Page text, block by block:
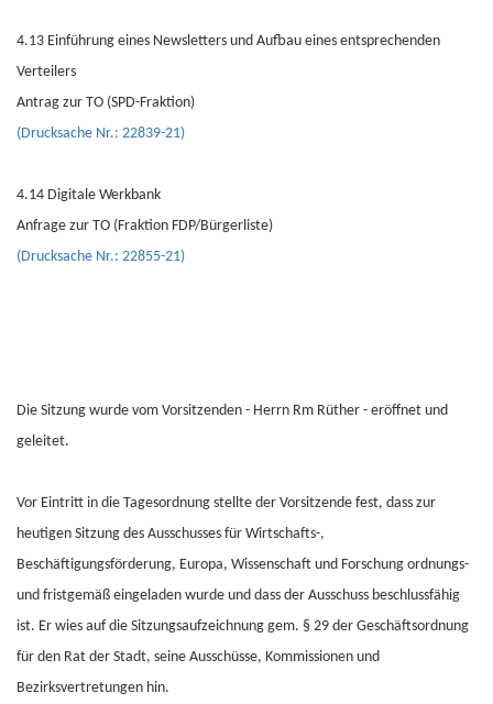
4.13 Einführung eines Newsletters und Aufbau eines entsprechenden
Verteilers
Antrag zur TO (SPD-Fraktion)
(Drucksache Nr.: 22839-21)
4.14 Digitale Werkbank
Anfrage zur TO (Fraktion FDP/Bürgerliste)
(Drucksache Nr.: 22855-21)
Die Sitzung wurde vom Vorsitzenden - Herrn Rm Rüther - eröffnet und
geleitet.
Vor Eintritt in die Tagesordnung stellte der Vorsitzende fest, dass zur
heutigen Sitzung des Ausschusses für Wirtschafts-,
Beschäftigungsförderung, Europa, Wissenschaft und Forschung ordnungs-
und fristgemäß eingeladen wurde und dass der Ausschuss beschlussfähig
ist. Er wies auf die Sitzungsaufzeichnung gem. § 29 der Geschäftsordnung
für den Rat der Stadt, seine Ausschüsse, Kommissionen und
Bezirksvertretungen hin.